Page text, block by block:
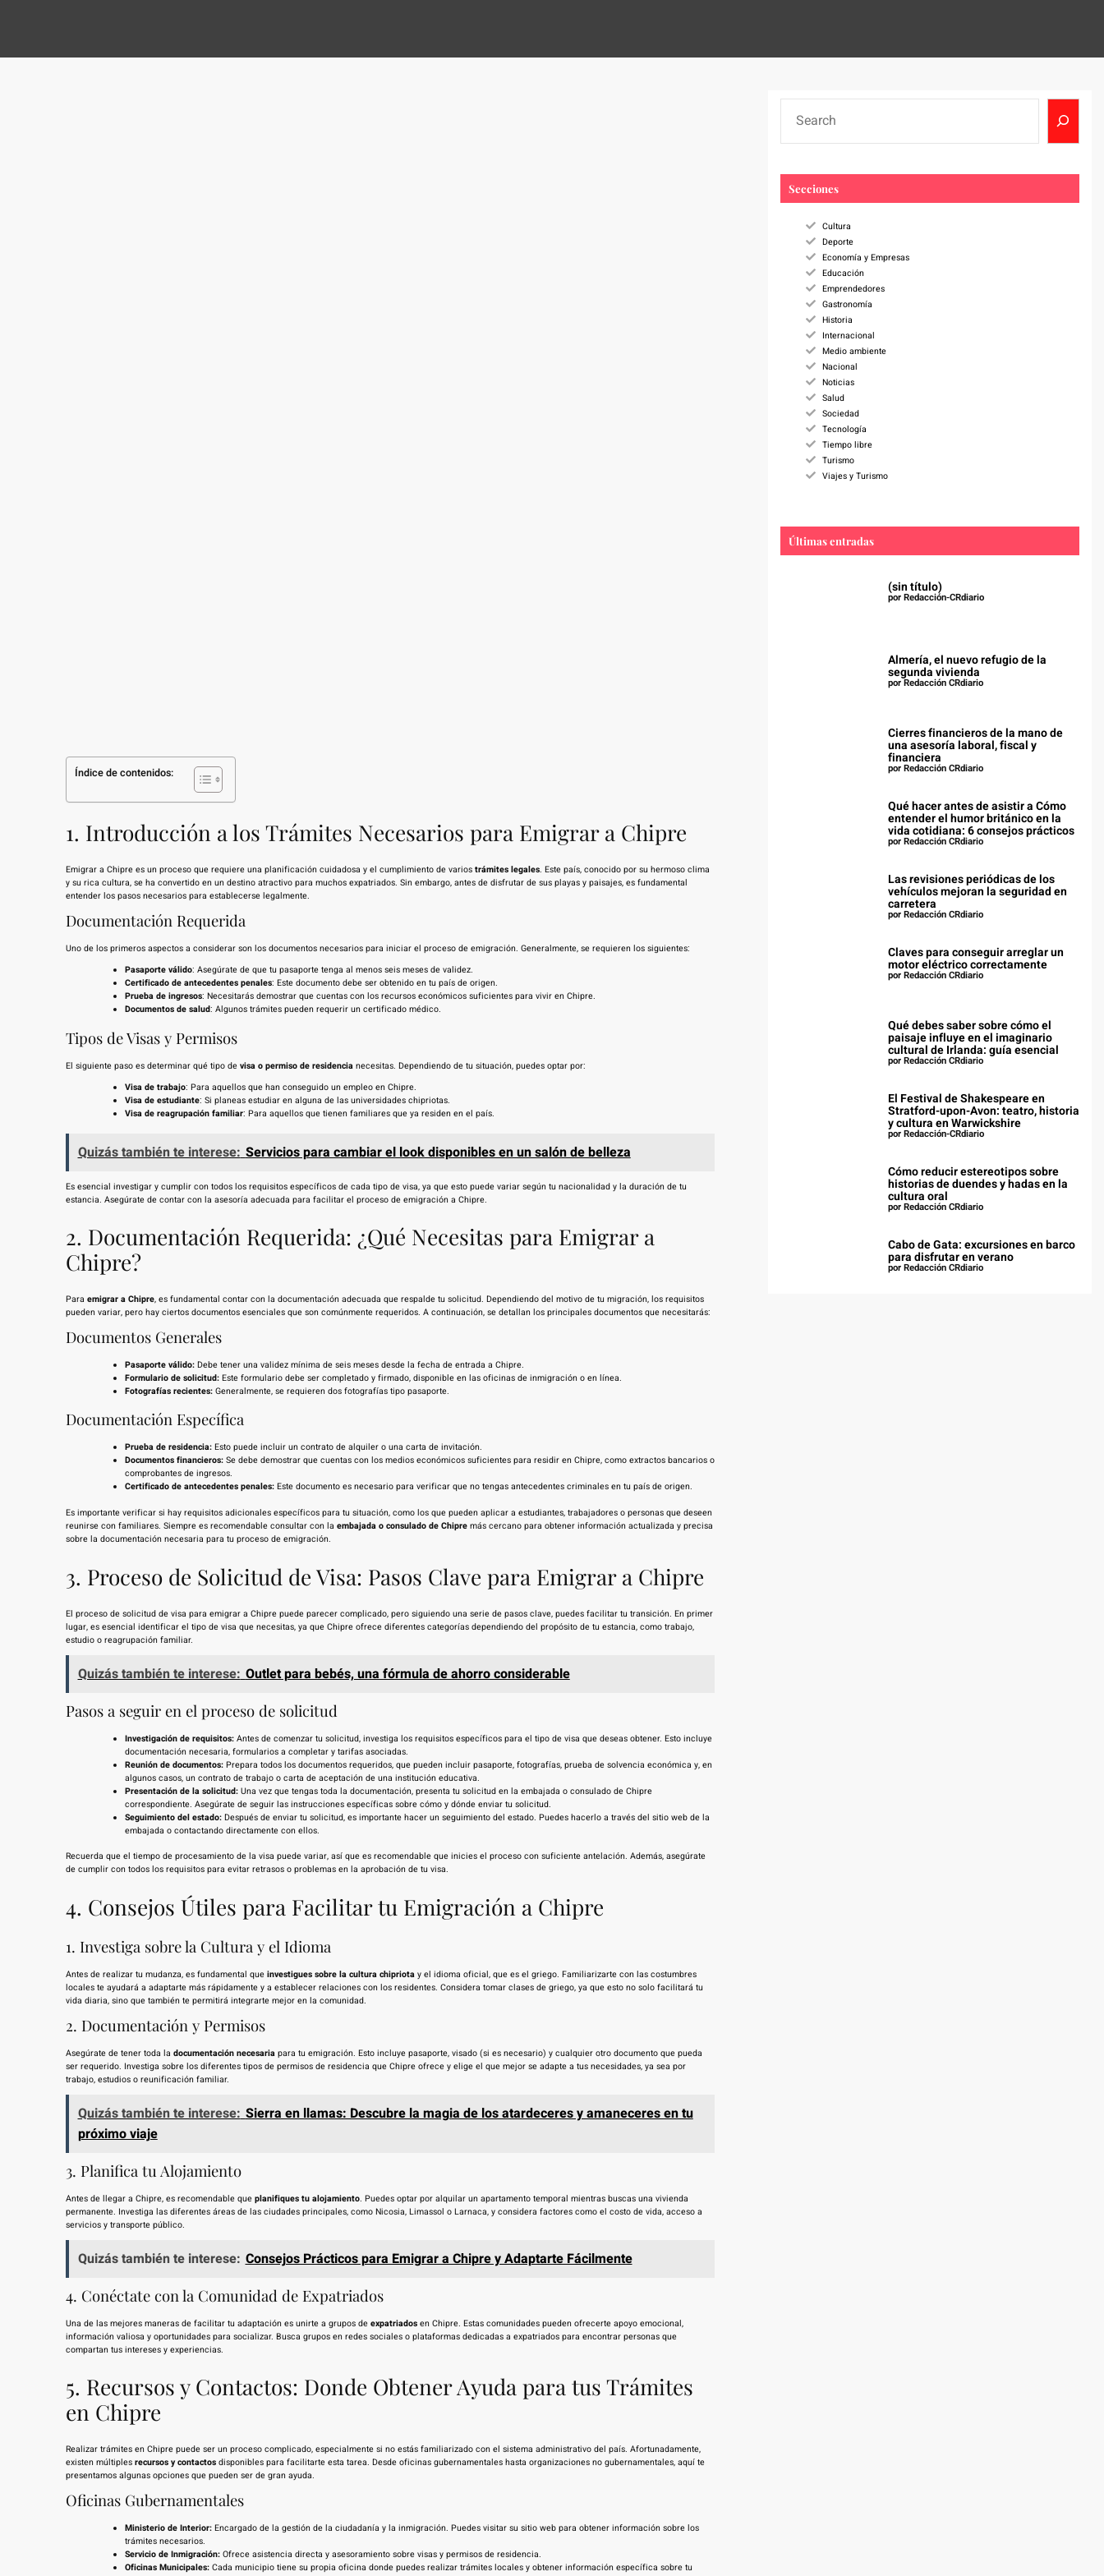
Índice de contenidos:
1. Introducción a los Trámites Necesarios para Emigrar a Chipre
Emigrar a Chipre es un proceso que requiere una planificación cuidadosa y el cumplimiento de varios trámites legales. Este país, conocido por su hermoso clima
y su rica cultura, se ha convertido en un destino atractivo para muchos expatriados. Sin embargo, antes de disfrutar de sus playas y paisajes, es fundamental
entender los pasos necesarios para establecerse legalmente.
Documentación Requerida
Uno de los primeros aspectos a considerar son los documentos necesarios para iniciar el proceso de emigración. Generalmente, se requieren los siguientes:
Pasaporte válido: Asegúrate de que tu pasaporte tenga al menos seis meses de validez.
Certificado de antecedentes penales: Este documento debe ser obtenido en tu país de origen.
Prueba de ingresos: Necesitarás demostrar que cuentas con los recursos económicos suficientes para vivir en Chipre.
Documentos de salud: Algunos trámites pueden requerir un certificado médico.
Tipos de Visas y Permisos
El siguiente paso es determinar qué tipo de visa o permiso de residencia necesitas. Dependiendo de tu situación, puedes optar por:
Visa de trabajo: Para aquellos que han conseguido un empleo en Chipre.
Visa de estudiante: Si planeas estudiar en alguna de las universidades chipriotas.
Visa de reagrupación familiar: Para aquellos que tienen familiares que ya residen en el país.
Quizás también te interese: Servicios para cambiar el look disponibles en un salón de belleza
Es esencial investigar y cumplir con todos los requisitos específicos de cada tipo de visa, ya que esto puede variar según tu nacionalidad y la duración de tu
estancia. Asegúrate de contar con la asesoría adecuada para facilitar el proceso de emigración a Chipre.
2. Documentación Requerida: ¿Qué Necesitas para Emigrar a
Chipre?
Para emigrar a Chipre, es fundamental contar con la documentación adecuada que respalde tu solicitud. Dependiendo del motivo de tu migración, los requisitos
pueden variar, pero hay ciertos documentos esenciales que son comúnmente requeridos. A continuación, se detallan los principales documentos que necesitarás:
Documentos Generales
Pasaporte válido:Debe tener una validez mínima de seis meses desde la fecha de entrada a Chipre.
Formulario de solicitud:Este formulario debe ser completado y firmado, disponible en las oficinas de inmigración o en línea.
Fotografías recientes:Generalmente, se requieren dos fotografías tipo pasaporte.
Documentación Específica
Prueba de residencia:Esto puede incluir un contrato de alquiler o una carta de invitación.
Documentos financieros:Se debe demostrar que cuentas con los medios económicos suficientes para residir en Chipre, como extractos bancarios o
comprobantes de ingresos.
Certificado de antecedentes penales:Este documento es necesario para verificar que no tengas antecedentes criminales en tu país de origen.
Es importante verificar si hay requisitos adicionales específicos para tu situación, como los que pueden aplicar a estudiantes, trabajadores o personas que deseen
reunirse con familiares. Siempre es recomendable consultar con la embajada o consulado de Chipre más cercano para obtener información actualizada y precisa
sobre la documentación necesaria para tu proceso de emigración.
3. Proceso de Solicitud de Visa: Pasos Clave para Emigrar a Chipre
El proceso de solicitud de visa para emigrar a Chipre puede parecer complicado, pero siguiendo una serie de pasos clave, puedes facilitar tu transición. En primer
lugar, es esencial identificar el tipo de visa que necesitas, ya que Chipre ofrece diferentes categorías dependiendo del propósito de tu estancia, como trabajo,
estudio o reagrupación familiar.
Quizás también te interese: Outlet para bebés, una fórmula de ahorro considerable
Pasos a seguir en el proceso de solicitud
Investigación de requisitos:Antes de comenzar tu solicitud, investiga los requisitos específicos para el tipo de visa que deseas obtener. Esto incluye
documentación necesaria, formularios a completar y tarifas asociadas.
Reunión de documentos:Prepara todos los documentos requeridos, que pueden incluir pasaporte, fotografías, prueba de solvencia económica y, en
algunos casos, un contrato de trabajo o carta de aceptación de una institución educativa.
Presentación de la solicitud:Una vez que tengas toda la documentación, presenta tu solicitud en la embajada o consulado de Chipre
correspondiente. Asegúrate de seguir las instrucciones específicas sobre cómo y dónde enviar tu solicitud.
Seguimiento del estado:Después de enviar tu solicitud, es importante hacer un seguimiento del estado. Puedes hacerlo a través del sitio web de la
embajada o contactando directamente con ellos.
Recuerda que el tiempo de procesamiento de la visa puede variar, así que es recomendable que inicies el proceso con suficiente antelación. Además, asegúrate
de cumplir con todos los requisitos para evitar retrasos o problemas en la aprobación de tu visa.
4. Consejos Útiles para Facilitar tu Emigración a Chipre
1. Investiga sobre la Cultura y el Idioma
Antes de realizar tu mudanza, es fundamental que investigues sobre la cultura chipriota y el idioma oficial, que es el griego. Familiarizarte con las costumbres
locales te ayudará a adaptarte más rápidamente y a establecer relaciones con los residentes. Considera tomar clases de griego, ya que esto no solo facilitará tu
vida diaria, sino que también te permitirá integrarte mejor en la comunidad.
2. Documentación y Permisos
Asegúrate de tener toda la documentación necesaria para tu emigración. Esto incluye pasaporte, visado (si es necesario) y cualquier otro documento que pueda
ser requerido. Investiga sobre los diferentes tipos de permisos de residencia que Chipre ofrece y elige el que mejor se adapte a tus necesidades, ya sea por
trabajo, estudios o reunificación familiar.
Quizás también te interese: Sierra en llamas: Descubre la magia de los atardeceres y amaneceres en tu
próximo viaje
3. Planifica tu Alojamiento
Antes de llegar a Chipre, es recomendable que planifiques tu alojamiento. Puedes optar por alquilar un apartamento temporal mientras buscas una vivienda
permanente. Investiga las diferentes áreas de las ciudades principales, como Nicosia, Limassol o Larnaca, y considera factores como el costo de vida, acceso a
servicios y transporte público.
Quizás también te interese: Consejos Prácticos para Emigrar a Chipre y Adaptarte Fácilmente
4. Conéctate con la Comunidad de Expatriados
Una de las mejores maneras de facilitar tu adaptación es unirte a grupos de expatriados en Chipre. Estas comunidades pueden ofrecerte apoyo emocional,
información valiosa y oportunidades para socializar. Busca grupos en redes sociales o plataformas dedicadas a expatriados para encontrar personas que
compartan tus intereses y experiencias.
5. Recursos y Contactos: Donde Obtener Ayuda para tus Trámites
en Chipre
Realizar trámites en Chipre puede ser un proceso complicado, especialmente si no estás familiarizado con el sistema administrativo del país. Afortunadamente,
existen múltiples recursos y contactos disponibles para facilitarte esta tarea. Desde oficinas gubernamentales hasta organizaciones no gubernamentales, aquí te
presentamos algunas opciones que pueden ser de gran ayuda.
Oficinas Gubernamentales
Ministerio de Interior:Encargado de la gestión de la ciudadanía y la inmigración. Puedes visitar su sitio web para obtener información sobre los
trámites necesarios.
Servicio de Inmigración:Ofrece asistencia directa y asesoramiento sobre visas y permisos de residencia.
Oficinas Municipales:Cada municipio tiene su propia oficina donde puedes realizar trámites locales y obtener información específica sobre tu
a
Secciones
Cultura
Deporte
Economía y Empresas
Educación
Emprendedores
Gastronomía
Historia
Internacional
Medio ambiente
Nacional
Noticias
Salud
Sociedad
Tecnología
Tiempo libre
Turismo
Viajes y Turismo
Últimas entradas
(sin título)
por Redacción-CRdiario
Almería, el nuevo refugio de la
segunda vivienda
por Redacción CRdiario
Cierres financieros de la mano de
una asesoría laboral, fiscal y
financiera
por Redacción CRdiario
Qué hacer antes de asistir a Cómo
entender el humor británico en la
vida cotidiana: 6 consejos prácticos
por Redacción CRdiario
Las revisiones periódicas de los
vehículos mejoran la seguridad en
carretera
por Redacción CRdiario
Claves para conseguir arreglar un
motor eléctrico correctamente
por Redacción CRdiario
Qué debes saber sobre cómo el
paisaje influye en el imaginario
cultural de Irlanda: guía esencial
por Redacción CRdiario
El Festival de Shakespeare en
Stratford-upon-Avon: teatro, historia
y cultura en Warwickshire
por Redacción-CRdiario
Cómo reducir estereotipos sobre
historias de duendes y hadas en la
cultura oral
por Redacción CRdiario
Cabo de Gata: excursiones en barco
para disfrutar en verano
por Redacción CRdiario